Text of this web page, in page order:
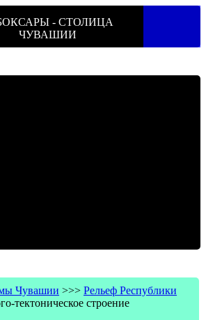
- СТОЛИЦА
ЧУВАШИИ
Чувашии >>> Рельеф Республики
тектоническое строение